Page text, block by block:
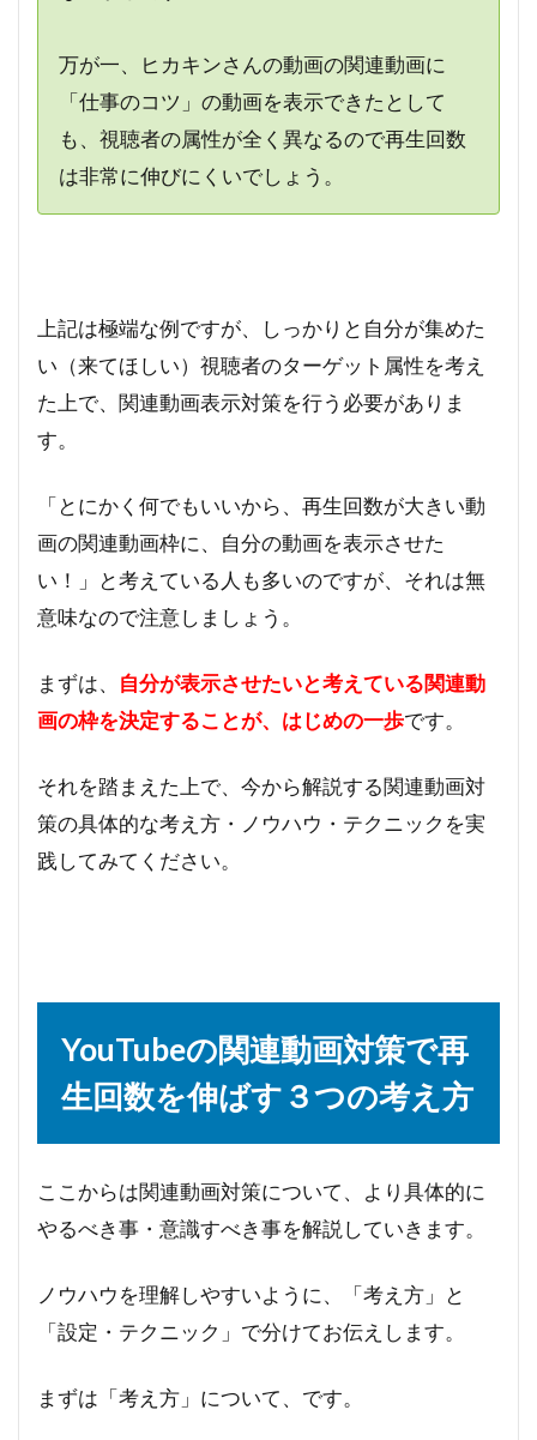
万が一、ヒカキンさんの動画の関連動画に
「仕事のコツ」の動画を表示できたとして
も、視聴者の属性が全く異なるので再生回数
は非常に伸びにくいでしょう。
上記は極端な例ですが、しっかりと自分が集めた
い（来てほしい）視聴者のターゲット属性を考え
た上で、関連動画表示対策を行う必要がありま
す。
「とにかく何でもいいから、再生回数が大きい動
画の関連動画枠に、自分の動画を表示させた
い！」と考えている人も多いのですが、それは無
意味なので注意しましょう。
まずは、 自分が表示させたいと考えている関連動
画の枠を決定することが、はじめの一歩です。
それを踏まえた上で、今から解説する関連動画対
策の具体的な考え方・ノウハウ・テクニックを実
践してみてください。
YouTubeの関連動画対策で再
生回数を伸ばす３つの考え方
ここからは関連動画対策について、より具体的に
やるべき事・意識すべき事を解説していきます。
ノウハウを理解しやすいように、「考え方」と
「設定・テクニック」で分けてお伝えします。
まずは「考え方」について、です。